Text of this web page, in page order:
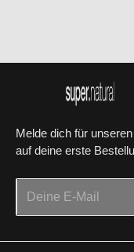
Melde dich für
auf deine erste
Die mit einem Stern